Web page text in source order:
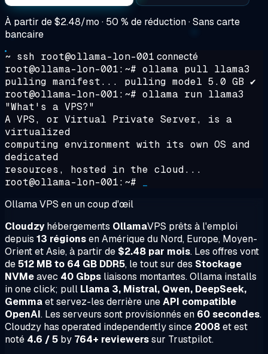
À partir de$2.48/mo · 50 % de réduction · Sans carte
bancaire
~ ssh root@ollama-lon-001 connecté
root@ollama-lon-001:~# ollama pull llama3
pulling manifest... pulling model 5.0 GB ✔
root@ollama-lon-001:~# ollama run llama3
"What's a VPS?"
A VPS, or Virtual Private Server, is a
virtualized
computing environment with its own OS and
dedicated
resources, hosted in the cloud...
root@ollama-lon-001:~#
Ollama VPS en un coup d'œil
Cloudzyhébergements OllamaVPS prêts à l'emploi
depuis 13 régionsen Amérique du Nord, Europe, Moyen-
Orient et Asie, à partir de $2.48 par mois. Les offres vont
de512 MB to 64 GB DDR5, le tout sur des Stockage
NVMeavec 40 Gbps liaisons montantes. Ollama installs
in one click; pull Llama 3, Mistral, Qwen, DeepSeek,
Gemmaet servez-les derrière uneAPI compatible
OpenAI. Les serveurs sont provisionnés en 60 secondes.
Cloudzy has operated independently since 2008et est
noté 4.6 / 5 by 764+ reviewerssur Trustpilot.